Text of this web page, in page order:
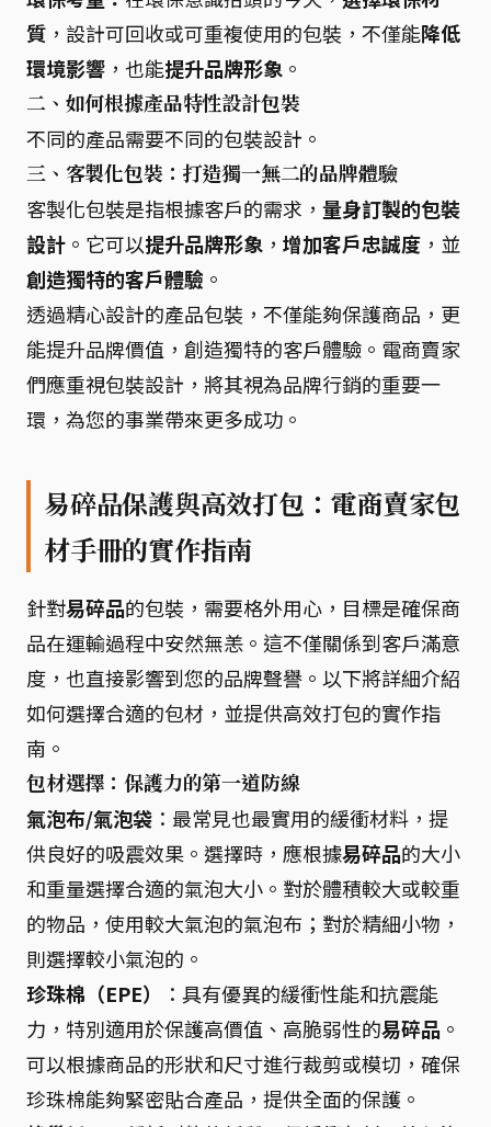
質 ，設計可回收或可重複使用的包裝，不僅能降低
環境影響 ，也能提升品牌形象 。
二、如何根據產品特性設計包裝
不同的產品需要不同的包裝設計。
三、客製化包裝：打造獨一無二的品牌體驗
客製化包裝是指根據客戶的需求， 量身訂製的包裝
設計 。它可以提升品牌形象 ， 增加客戶忠誠度 ，並
創造獨特的客戶體驗 。
透過精心設計的產品包裝，不僅能夠保護商品，更
能提升品牌價值，創造獨特的客戶體驗。電商賣家
們應重視包裝設計，將其視為品牌行銷的重要一
環，為您的事業帶來更多成功。
易碎品保護與高效打包：電商賣家包
材手冊的實作指南
針對易碎品的包裝，需要格外用心，目標是確保商
品在運輸過程中安然無恙。這不僅關係到客戶滿意
度，也直接影響到您的品牌聲譽。以下將詳細介紹
如何選擇合適的包材，並提供高效打包的實作指
南。
包材選擇：保護力的第一道防線
氣泡布/氣泡袋 ：最常見也最實用的緩衝材料，提
供良好的吸震效果。選擇時，應根據易碎品的大小
和重量選擇合適的氣泡大小。對於體積較大或較重
的物品，使用較大氣泡的氣泡布；對於精細小物，
則選擇較小氣泡的。
珍珠棉（EPE）
：具有優異的緩衝性能和抗震能
力，特別適用於保護高價值、高脆弱性的易碎品 。
可以根據商品的形狀和尺寸進行裁剪或模切，確保
珍珠棉能夠緊密貼合產品，提供全面的保護。